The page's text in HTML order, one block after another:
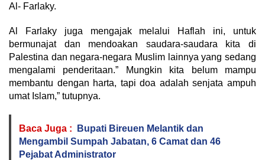
Al- Farlaky.
Al Farlaky juga mengajak melalui Haflah ini, untuk
bermunajat dan mendoakan saudara-saudara kita di
Palestina dan negara-negara Muslim lainnya yang sedang
mengalami penderitaan.” Mungkin kita belum mampu
membantu dengan harta, tapi doa adalah senjata ampuh
umat Islam,” tutupnya.
Baca Juga :
Bupati Bireuen Melantik dan
Mengambil Sumpah Jabatan, 6 Camat dan 46
Pejabat Administrator